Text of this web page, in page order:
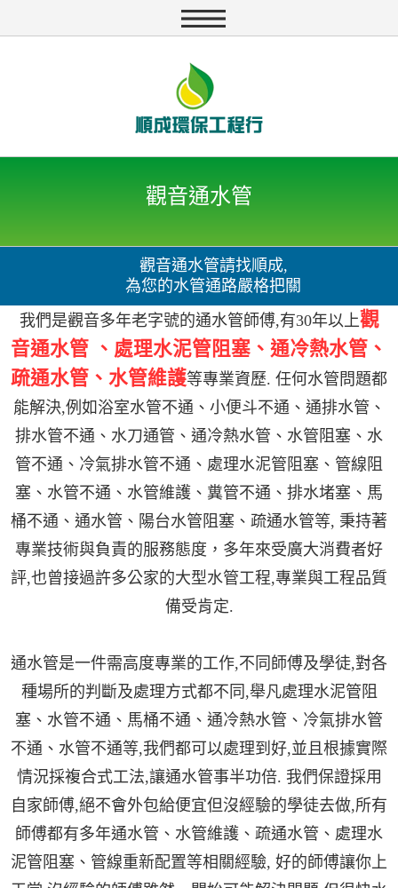
觀音通水管
觀音通水管請找順成,
為您的水管通路嚴格把關
我們是觀音多年老字號的通水管師傅,有30年以上觀
音通水管 、處理水泥管阻塞、通冷熱水管、
疏通水管、水管維護等專業資歷. 任何水管問題都
能解決,例如浴室水管不通、小便斗不通、通排水管、
排水管不通、水刀通管、通冷熱水管、水管阻塞、水
管不通、冷氣排水管不通、處理水泥管阻塞、管線阻
塞、水管不通、水管維護、糞管不通、排水堵塞、馬
桶不通、通水管、陽台水管阻塞、疏通水管等, 秉持著
專業技術與負責的服務態度，多年來受廣大消費者好
評,也曾接過許多公家的大型水管工程,專業與工程品質
備受肯定.
通水管是一件需高度專業的工作,不同師傅及學徒,對各
種場所的判斷及處理方式都不同,舉凡處理水泥管阻
塞、水管不通、馬桶不通、通冷熱水管、冷氣排水管
不通、水管不通等,我們都可以處理到好,並且根據實際
情況採複合式工法,讓通水管事半功倍. 我們保證採用
自家師傅,絕不會外包給便宜但沒經驗的學徒去做,所有
師傅都有多年通水管、水管維護、疏通水管、處理水
泥管阻塞、管線重新配置等相關經驗, 好的師傅讓你上